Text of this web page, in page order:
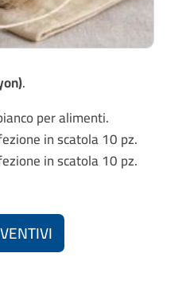
.
per alimenti.
in scatola 10 pz.
in scatola 10 pz.